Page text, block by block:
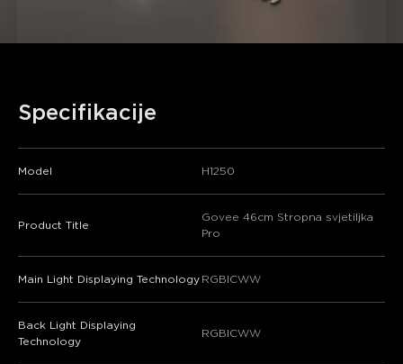
Specifikacije
Model H1250
Product Title
Govee 46cm Stropna svjetiljka
Pro
Main Light Displaying Technology RGBICWW
Back Light Displaying
Technology
RGBICWW